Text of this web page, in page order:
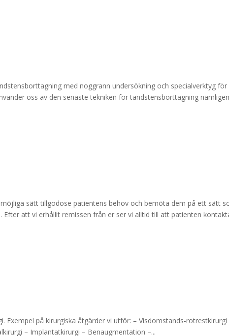
med noggrann undersökning och specialverktyg för
oss av den senaste tekniken för tandstensborttagning nämligen
sätt tillgodose patientens behov och bemöta dem på ett sätt
att vi erhållit remissen från er ser vi alltid till att patienten
Exempel på kirurgiska åtgärder vi utför: – Visdomstands-rotrestkirurgi
– Implantatkirurgi – Benaugmentation –...